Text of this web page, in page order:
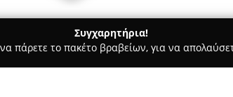
Συγχαρητήρια!
πάρετε το πακέτο βραβείων, για να